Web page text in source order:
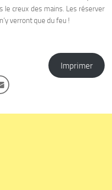
le creux des mains. Les réserver
verront que du feu !
Imprimer